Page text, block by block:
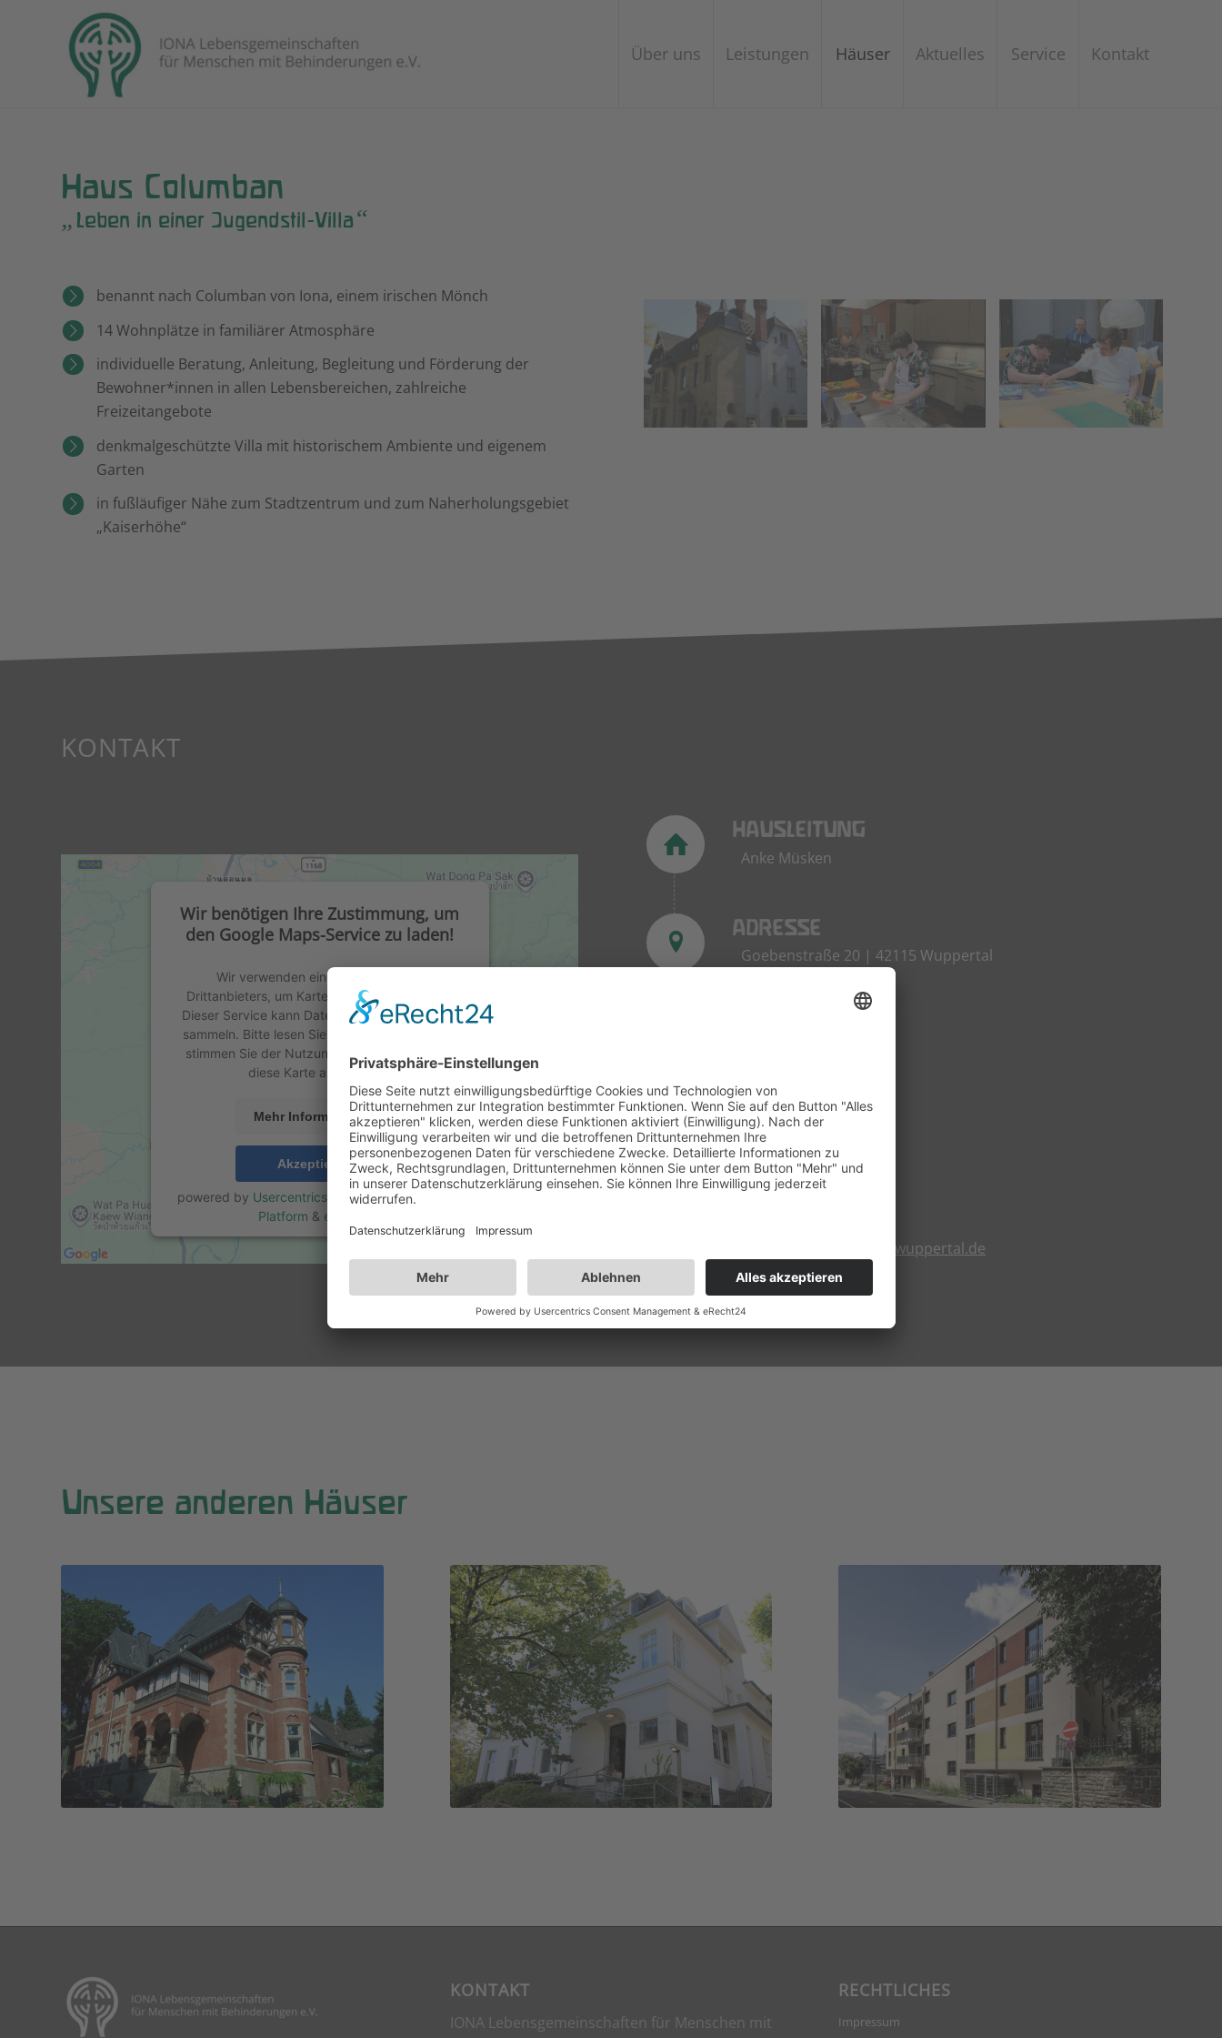
Über uns Leistungen Häuser Aktuelles Service Kontakt
Haus Columban
„ Leben in einer Jugendstil-Villa “
benannt nach Columban von Iona, einem irischen Mönch
14 Wohnplätze in familiärer Atmosphäre
individuelle Beratung, Anleitung, Begleitung und Förderung der
Bewohner*innen in allen Lebensbereichen, zahlreiche
Freizeitangebote
denkmalgeschützte Villa mit historischem Ambiente und eigenem
Garten
in fußläufiger Nähe zum Stadtzentrum und zum Naherholungsgebiet
„Kaiserhöhe“
KONTAKT
Wir benötigen Ihre Zustimmung, um
den Google Maps-Service zu laden!
Wir verwenden einen Service eines
Drittanbieters, um Karteninhalte einzubetten.
Dieser Service kann Daten zu Ihren Aktivitäten
sammeln. Bitte lesen Sie die Details durch und
stimmen Sie der Nutzung des Service zu, um
diese Karte anzuzeigen.
Mehr Informationen
Akzeptieren
powered by Usercentrics Consent Management
Platform & eRecht24
HAUSLEITUNG
Anke Müsken
ADRESSE
Goebenstraße 20 | 42115 Wuppertal
FAX
0202 – 42 99 819
haus.columban@iona-wuppertal.de
Unsere anderen Häuser
Haus Iona Helmut-Reimer-Haus Haus Ostara
KONTAKT
IONA Lebensgemeinschaften für Menschen mit
RECHTLICHES
Impressum